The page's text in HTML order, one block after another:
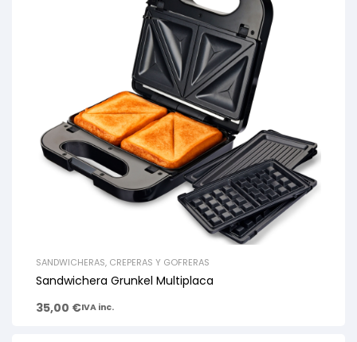
SANDWICHERAS, CREPERAS Y GOFRERAS
Sandwichera Grunkel Multiplaca
35,00 €IVA inc.